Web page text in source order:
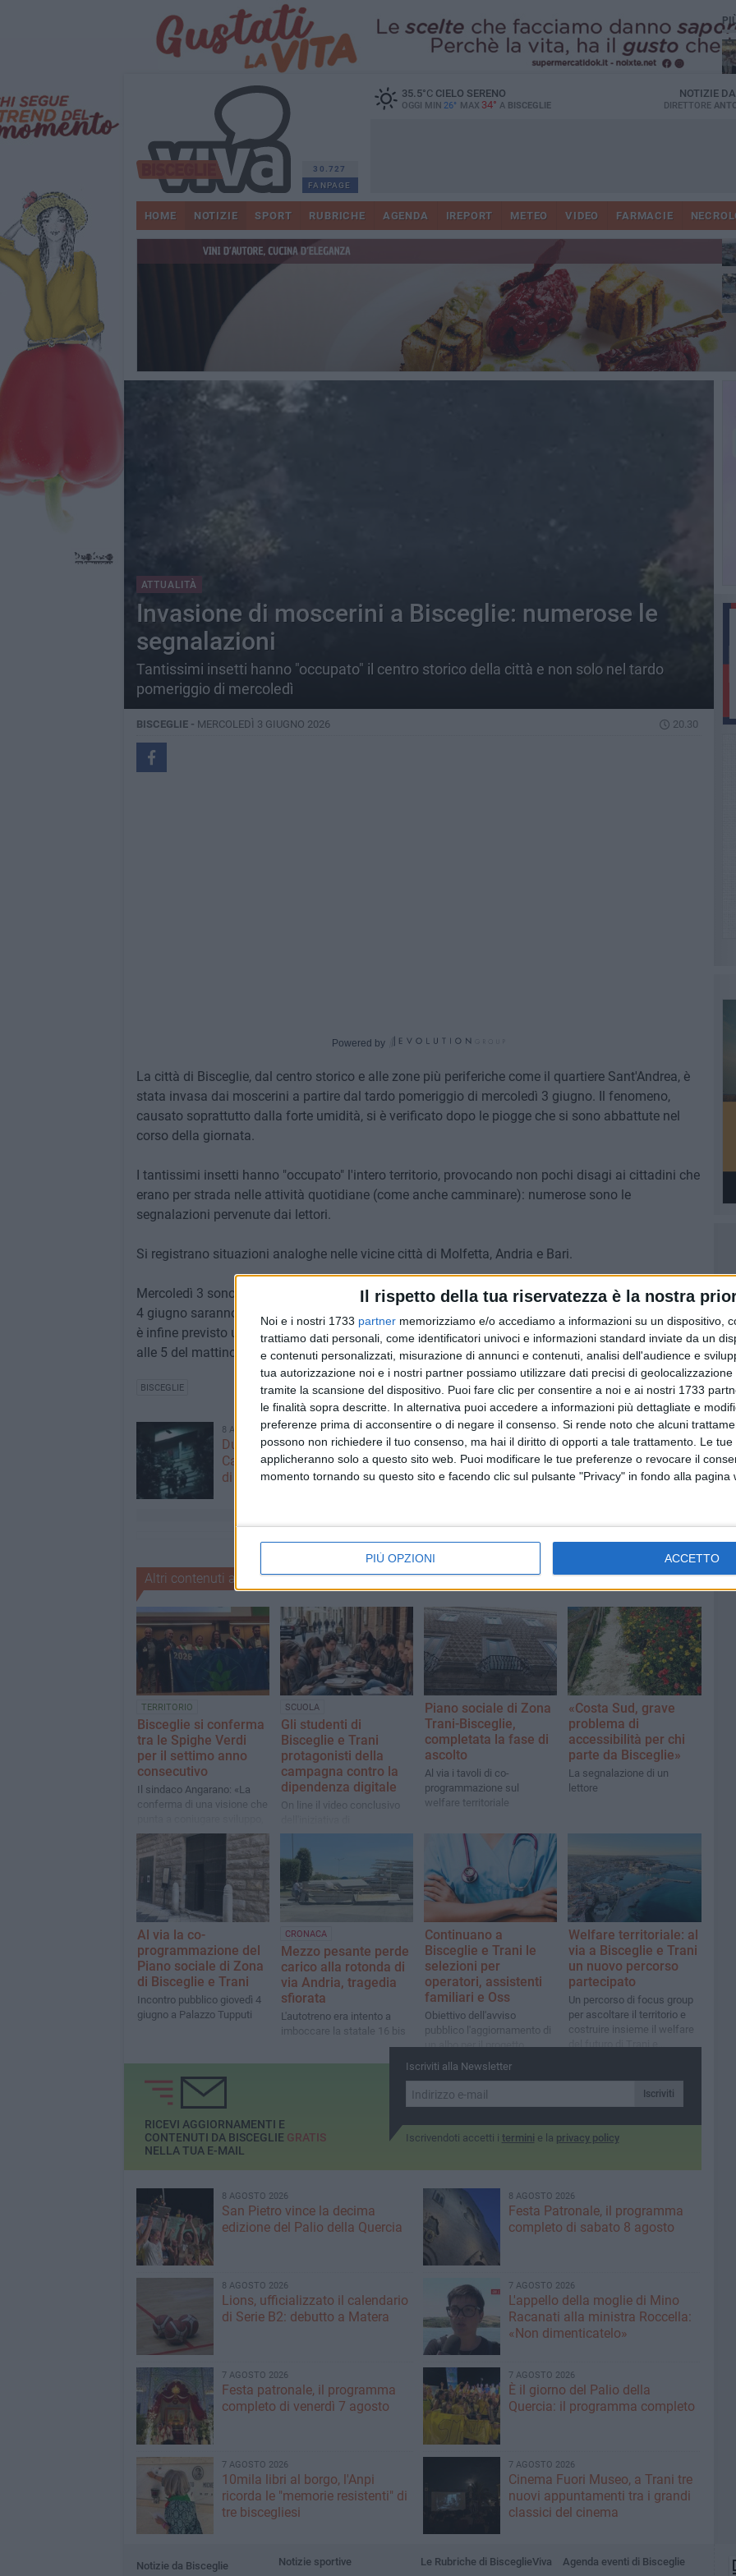
Il rispetto della tua riservatezza è la nostra
Noi e i nostri 1733 partner memorizziamo e/o accediamo a informazioni su un dispositivo,
trattiamo dati personali, come identificatori univoci e informazioni standard inviate da un
e contenuti personalizzati, misurazione di annunci e contenuti, analisi dell'audience e
tua autorizzazione noi e i nostri partner possiamo utilizzare dati precisi di
tramite la scansione del dispositivo. Puoi fare clic per consentire a noi e ai nostri 1733
le finalità sopra descritte. In alternativa puoi accedere a informazioni più dettagliate e
preferenze prima di acconsentire o di negare il consenso. Si rende noto che alcuni
possono non richiedere il tuo consenso, ma hai il diritto di opporti a tale trattamento. Le
applicheranno solo a questo sito web. Puoi modificare le tue preferenze o revocare il
momento tornando su questo sito e facendo clic sul pulsante "Privacy" in fondo alla pagina
PIÙ OPZIONI ACCETTO
30.727
FANPAGE
35.5°CCIELO SERENO
OGGI MIN 26° MAX 34° A BISCEGLIE
NOTIZIE
DIRETTORE
HOME NOTIZIE SPORT RUBRICHE AGENDA IREPORT METEO VIDEO FARMACIE
ATTUALITÀ
Invasione di moscerini a Bisceglie: numerose le
segnalazioni
Tantissimi insetti hanno "occupato" il centro storico della città e non solo nel tardo
pomeriggio di mercoledì
BISCEGLIE - MERCOLEDÌ 3 GIUGNO 2026 20.30
Powered by
La città di Bisceglie, dal centro storico e alle zone più periferiche come il quartiere Sant'Andrea, è
stata invasa dai moscerini a partire dal tardo pomeriggio di mercoledì 3 giugno. Il fenomeno,
causato soprattutto dalla forte umidità, si è verificato dopo le piogge che si sono abbattute nel
corso della giornata.
I tantissimi insetti hanno "occupato" l'intero territorio, provocando non pochi disagi ai cittadini che
erano per strada nelle attività quotidiane (come anche camminare): numerose sono le
segnalazioni pervenute dai lettori.
Si registrano situazioni analoghe nelle vicine città di Molfetta, Andria e Bari.
Mercoledì 3 sono programmati interventi di deblattizzazione e disinfestazione adulticida. Giovedì
4 giugno saranno invece effettuate attività di derattizzazione e trattamento antilarvale. Martedì 9
è infine previsto un intervento specifico per le vespe. Tutte le operazioni si svolgeranno dalle 23
alle 5 del mattino successivo.
BISCEGLIE
8 AGOSTO 2026
Due latitanti del clan mafioso
Capriati arrestati in un casolare
di Bisceglie
8 AGOSTO 2026
Latitanti del clan Capriati
arrestati, le parole del colonnello
Massimiliano Galasso
Altri contenuti a tema
TERRITORIO
Bisceglie si conferma
tra le Spighe Verdi
per il settimo anno
consecutivo
Il sindaco Angarano: «La
conferma di una visione che
sostenibilità, agricoltura di
SCUOLA
Gli studenti di
Bisceglie e Trani
protagonisti della
campagna contro la
dipendenza digitale
On line il video conclusivo
sensibilizzazione "Prigionieri
dello schermo"
Piano sociale di Zona
Trani-Bisceglie,
completata la fase di
ascolto
Al via i tavoli di co-
programmazione sul
welfare territoriale
«Costa Sud, grave
problema di
accessibilità per chi
parte da Bisceglie»
La segnalazione di un
lettore
Al via la co-
programmazione del
Piano sociale di Zona
di Bisceglie e Trani
Incontro pubblico giovedì 4
giugno a Palazzo Tupputi
CRONACA
Mezzo pesante perde
carico alla rotonda di
via Andria, tragedia
sfiorata
L'autotreno era intento a
imboccare la statale 16 bis
Continuano a
Bisceglie e Trani le
selezioni per
operatori, assistenti
familiari e Oss
Obiettivo dell'avviso
pubblico l'aggiornamento di
un albo per il progetto
"Passo passo" dell'Ambito
Welfare territoriale: al
via a Bisceglie e Trani
un nuovo percorso
partecipato
Un percorso di focus group
per ascoltare il territorio e
costruire insieme il welfare
del futuro di Trani e
Iscriviti alla Newsletter
Iscriviti
Iscrivendoti accetti i termini e la privacy policy
RICEVI AGGIORNAMENTI E
CONTENUTI DA BISCEGLIE GRATIS
NELLA TUA E-MAIL
8 AGOSTO 2026
San Pietro vince la decima
edizione del Palio della Quercia
8 AGOSTO 2026
Festa Patronale, il programma
completo di sabato 8 agosto
8 AGOSTO 2026
Lions, ufficializzato il calendario
di Serie B2: debutto a Matera
7 AGOSTO 2026
L'appello della moglie di Mino
Racanati alla ministra Roccella:
«Non dimenticatelo»
7 AGOSTO 2026
Festa patronale, il programma
completo di venerdì 7 agosto
7 AGOSTO 2026
È il giorno del Palio della
Quercia: il programma completo
7 AGOSTO 2026
10mila libri al borgo, l'Anpi
ricorda le "memorie resistenti" di
tre biscegliesi
7 AGOSTO 2026
Cinema Fuori Museo, a Trani tre
nuovi appuntamenti tra i grandi
classici del cinema
Notizie da Bisceglie
Notizie sportive
Le Rubriche di BisceglieViva
Agenda eventi di Bisceglie